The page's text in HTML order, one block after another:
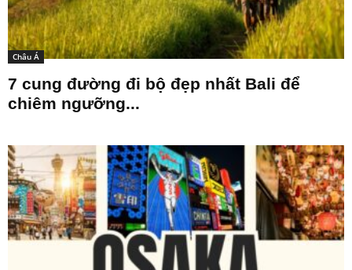
Châu Á
7 cung đường đi bộ đẹp nhất Bali để
chiêm ngưỡng...